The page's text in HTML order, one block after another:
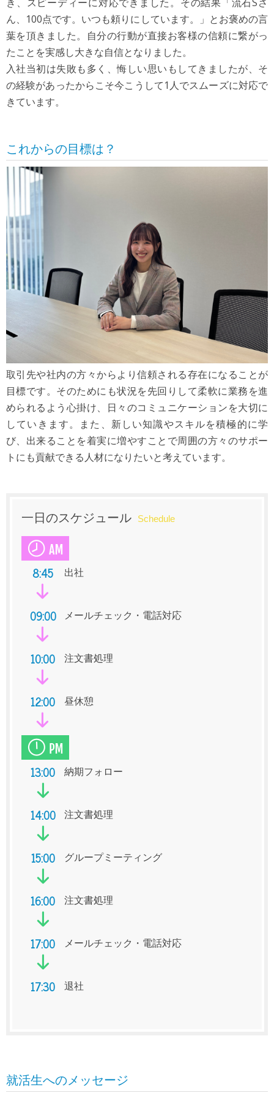
ん、100点です。いつも頼りにしています。」とお褒めの言
葉を頂きました。自分の行動が直接お客様の信頼に繋がっ
たことを実感し大きな自信となりました。
入社当初は失敗も多く、悔しい思いもしてきましたが、そ
の経験があったからこそ今こうして1人でスムーズに対応で
きています。
これからの目標は？
取引先や社内の方々からより信頼される存在になることが
目標です。そのためにも状況を先回りして柔軟に業務を進
められるよう心掛け、日々のコミュニケーションを大切に
していきます。また、新しい知識やスキルを積極的に学
び、出来ることを着実に増やすことで周囲の方々のサポー
トにも貢献できる人材になりたいと考えています。
一日のスケジュール Schedule
8:45 出社
09:00 メールチェック・電話対応
10:00 注文書処理
12:00 昼休憩
13:00 納期フォロー
14:00 注文書処理
15:00 グループミーティング
16:00 注文書処理
17:00 メールチェック・電話対応
17:30 退社
就活生へのメッセージ